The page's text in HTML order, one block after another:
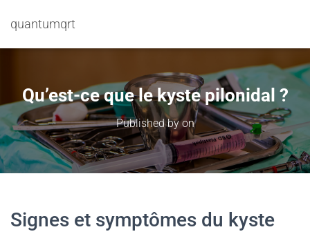
quantumqrt
Qu’est-ce que le kyste pilonidal ?
Published byon
Signes et symptômes du kyste